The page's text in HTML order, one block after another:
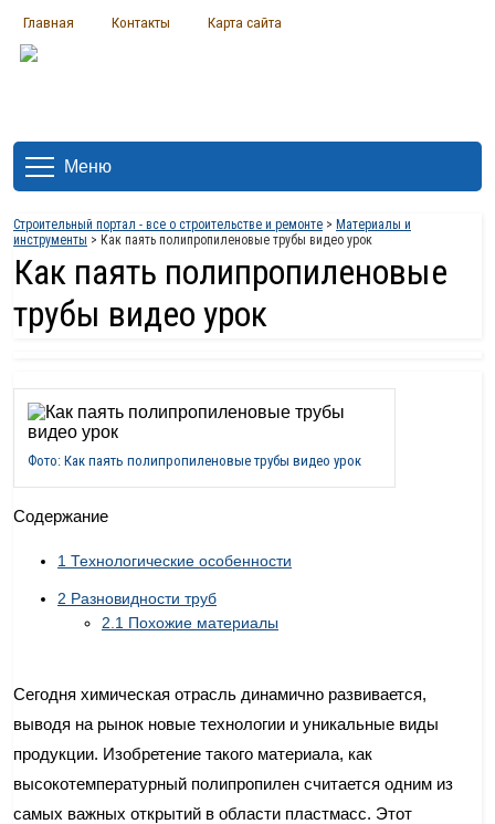
Главная Контакты Карта сайта
Меню
Строительный портал - все о строительстве и ремонте > Материалы и
инструменты > Как паять полипропиленовые трубы видео урок
Как паять полипропиленовые
трубы видео урок
Фото: Как паять полипропиленовые трубы видео урок
Содержание
1 Технологические особенности
2 Разновидности труб
2.1 Похожие материалы
Сегодня химическая отрасль динамично развивается,
выводя на рынок новые технологии и уникальные виды
продукции. Изобретение такого материала, как
высокотемпературный полипропилен считается одним из
самых важных открытий в области пластмасс. Этот